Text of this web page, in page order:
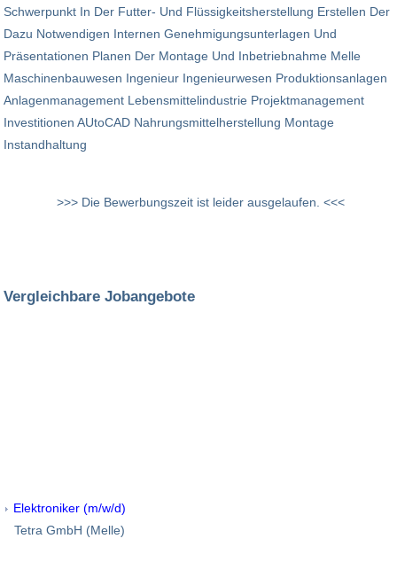
Schwerpunkt In Der Futter- Und Flüssigkeitsherstellung Erstellen Der
Dazu Notwendigen Internen Genehmigungsunterlagen Und
Präsentationen Planen Der Montage Und Inbetriebnahme Melle
Maschinenbauwesen Ingenieur Ingenieurwesen Produktionsanlagen
Anlagenmanagement Lebensmittelindustrie Projektmanagement
Investitionen AUtoCAD Nahrungsmittelherstellung Montage
Instandhaltung
>>> Die Bewerbungszeit ist leider ausgelaufen. <<<
Vergleichbare Jobangebote
Elektroniker (m/w/d)
Tetra GmbH (Melle)